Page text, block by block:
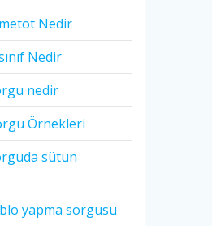
Nedir
Nedir
nedir
Örnekleri
sütun
yapma sorgusu